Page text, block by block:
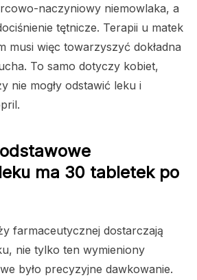
naczyniowy niemowlaka, a
tętnicze. Terapii u matek
musi więc towarzyszyć dokładna
To samo dotyczy kobiet,
nie mogły odstawić leku i
ma 30 tabletek po
farmaceutycznej dostarczają
nie tylko ten wymieniony
było precyzyjne dawkowanie.